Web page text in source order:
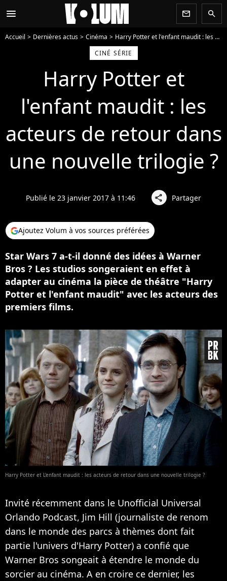
menu newsletter search
Accueil Dernières actus Cinéma
Harry Potter et l'enfant maudit : les acteurs de retour dans une nouvelle trilogie ?
CINÉ SÉRIE
Harry Potter et
l'enfant maudit : les
acteurs de retour dans
une nouvelle trilogie ?
Publié le 23 janvier 2017 à 11:46 share Partager
Ajoutez Volum à vos sources préférées
Star Wars 7 a-t-il donné des idées à Warner
Bros ? Les studios songeraient en effet à
adapter au cinéma la pièce de théâtre "Harry
Potter et l'enfant maudit" avec les acteurs des
premiers films.
Harry Potter et L'enfant maudit : les acteurs de retour dans une nouvelle trilogie ?
Invité récemment dans le Unofficial Universal
Orlando Podcast, Jim Hill (journaliste de renom
dans le monde des parcs à thèmes dont fait
partie l'univers d'Harry Potter) a confié que
Warner Bros songeait à étendre le monde du
sorcier au cinéma. A en croire ce dernier, les